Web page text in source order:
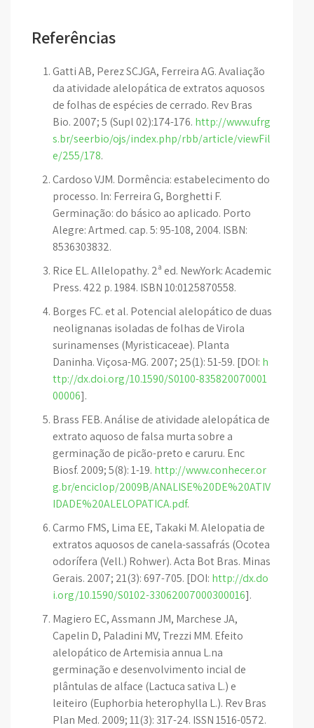
Referências
Gatti AB, Perez SCJGA, Ferreira AG. Avaliação
da atividade alelopática de extratos aquosos
de folhas de espécies de cerrado. Rev Bras
Bio. 2007; 5 (Supl 02):174-176. http://www.ufrg
s.br/seerbio/ojs/index.php/rbb/article/viewFil
e/255/178.
Cardoso VJM. Dormência: estabelecimento do
processo. In: Ferreira G, Borghetti F.
Germinação: do básico ao aplicado. Porto
Alegre: Artmed. cap. 5: 95-108, 2004. ISBN:
8536303832.
Rice EL. Allelopathy. 2ª ed. NewYork: Academic
Press. 422 p. 1984. ISBN 10:0125870558.
Borges FC. et al. Potencial alelopático de duas
neolignanas isoladas de folhas de Virola
surinamenses (Myristicaceae). Planta
Daninha. Viçosa-MG. 2007; 25(1): 51-59. [DOI: h
ttp://dx.doi.org/10.1590/S0100-835820070001
00006].
Brass FEB. Análise de atividade alelopática de
extrato aquoso de falsa murta sobre a
germinação de picão-preto e caruru. Enc
Biosf. 2009; 5(8): 1-19. http://www.conhecer.or
g.br/enciclop/2009B/ANALISE%20DE%20ATIV
IDADE%20ALELOPATICA.pdf.
Carmo FMS, Lima EE, Takaki M. Alelopatia de
extratos aquosos de canela-sassafrás (Ocotea
odorífera (Vell.) Rohwer). Acta Bot Bras. Minas
Gerais. 2007; 21(3): 697-705. [DOI: http://dx.do
i.org/10.1590/S0102-33062007000300016].
Magiero EC, Assmann JM, Marchese JA,
Capelin D, Paladini MV, Trezzi MM. Efeito
alelopático de Artemisia annua L.na
germinação e desenvolvimento incial de
plântulas de alface (Lactuca sativa L.) e
leiteiro (Euphorbia heterophylla L.). Rev Bras
Plan Med. 2009; 11(3): 317-24. ISSN 1516-0572.